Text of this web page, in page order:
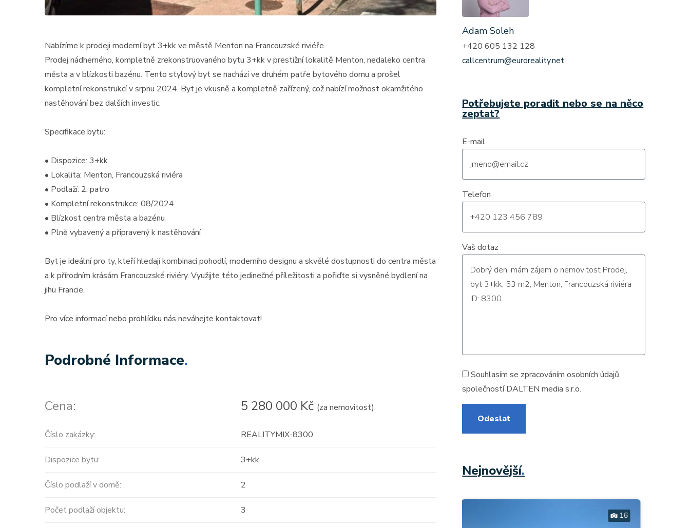
Nabízíme k prodeji moderní byt 3+kk ve městě Menton na Francouzské riviéře.
Prodej nádherného, kompletně zrekonstruovaného bytu 3+kk v prestižní lokalitě Menton, nedaleko centra
města a v blízkosti bazénu. Tento stylový byt se nachází ve druhém patře bytového domu a prošel
kompletní rekonstrukcí v srpnu 2024. Byt je vkusně a kompletně zařízený, což nabízí možnost okamžitého
nastěhování bez dalších investic.
Specifikace bytu:
• Dispozice: 3+kk
• Lokalita: Menton, Francouzská riviéra
• Podlaží: 2. patro
• Kompletní rekonstrukce: 08/2024
• Blízkost centra města a bazénu
• Plně vybavený a připravený k nastěhování
Byt je ideální pro ty, kteří hledají kombinaci pohodlí, moderního designu a skvělé dostupnosti do centra města
a k přírodním krásám Francouzské riviéry. Využijte této jedinečné příležitosti a pořiďte si vysněné bydlení na
jihu Francie.
Pro více informací nebo prohlídku nás neváhejte kontaktovat!
Podrobné Informace.
Cena: 5 280 000 Kč (za nemovitost)
Číslo zakázky: REALITYMIX-8300
Dispozice bytu: 3+kk
Číslo podlaží v domě: 2
Počet podlaží objektu: 3
Adam Soleh
+420 605 132 128
callcentrum@euroreality.net
Potřebujete poradit nebo se na něco
zeptat?
E-mail
Telefon
Vaš dotaz
Souhlasím se zpracovánímosobních údajů
společností DALTEN media s.r.o.
Odeslat
Nejnovější.
17
30